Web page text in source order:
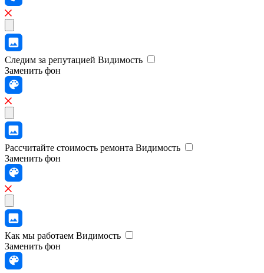
Следим за репутацией Видимость
Заменить фон
Рассчитайте стоимость ремонта Видимость
Заменить фон
Как мы работаем Видимость
Заменить фон